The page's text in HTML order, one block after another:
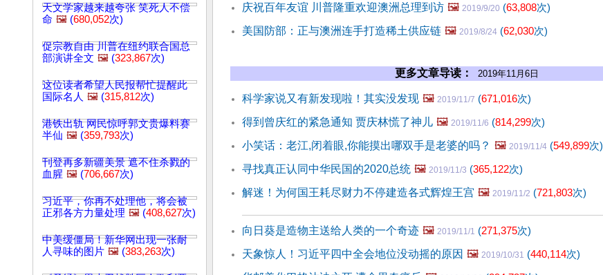
天文学家越来越夸张 笑死人不偿
命 🖼️ (680,052次)
促宗教自由 川普在纽约联合国总
部演讲全文 🖼️ (323,867次)
这位读者希望人民报帮忙提醒此
国际名人 🖼️ (315,812次)
港铁出轨 网民惊呼郭文贵爆料赛
半仙 🖼️ (359,793次)
刊登再多新疆美景 遮不住杀戮的
血腥 🖼️ (706,667次)
习近平，你再不处理他，将会被
正邪各方力量处理 🖼️ (408,627次)
中美缓僵局！新华网出现一张耐
人寻味的图片 🖼️ (383,263次)
庆祝百年友谊 川普隆重欢迎澳洲总理到访 🖼️ 2019/9/20 (63,808次)
美国防部：正与澳洲连手打造稀土供应链 🖼️ 2019/8/24 (62,030次)
更多文章导读： 2019年11月6日
科学家说又有新发现啦！其实没发现 🖼️ 2019/11/7 (671,016次)
得到曾庆红的紧急通知 贾庆林慌了神儿 🖼️ 2019/11/6 (814,299次)
小笑话：老江,闭着眼,你能摸出哪双手是老婆的吗？ 🖼️ 2019/11/4 (549,899次)
寻找真正认同中华民国的2020总统 🖼️ 2019/11/3 (365,122次)
解迷！为何国王耗尽财力不停建造各式辉煌王宫 🖼️ 2019/11/2 (721,803次)
向日葵是造物主送给人类的一个奇迹 🖼️ 2019/11/1 (271,375次)
天象惊人！习近平四中全会地位没动摇的原因 🖼️ 2019/10/31 (440,114次)